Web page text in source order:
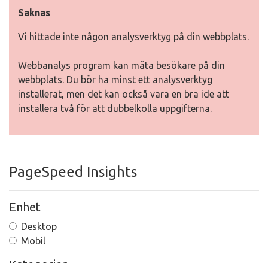
Saknas
Vi hittade inte någon analysverktyg på din webbplats.
Webbanalys program kan mäta besökare på din
webbplats. Du bör ha minst ett analysverktyg
installerat, men det kan också vara en bra ide att
installera två för att dubbelkolla uppgifterna.
PageSpeed Insights
Enhet
Desktop
Mobil